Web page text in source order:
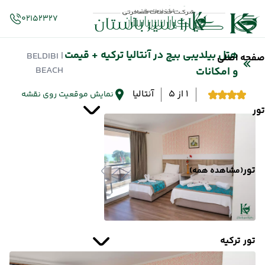
صفحه اصلی
تور
تور(مشاهده همه)
تور ترکیه
02152327
هتل بیلدیبی بیچ در آنتالیا ترکیه + قیمت
و امکانات
| BELDIBI
BEACH
1 از 5
آنتالیا نمایش موقعیت روی نقشه